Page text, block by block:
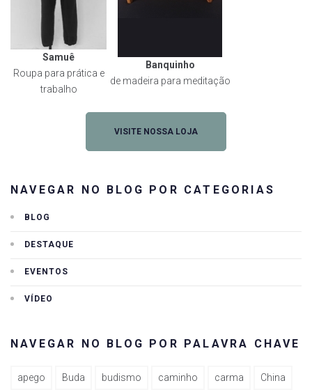
Samuê
Roupa para prática e
trabalho
Banquinho
de madeira para meditação
VISITE NOSSA LOJA
NAVEGAR NO BLOG POR CATEGORIAS
BLOG
DESTAQUE
EVENTOS
VÍDEO
NAVEGAR NO BLOG POR PALAVRA CHAVE
apego Buda budismo caminho carma China